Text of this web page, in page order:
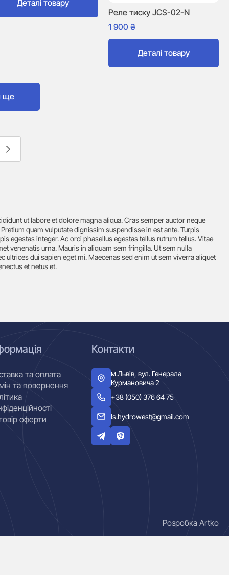
Деталі товару
Реле тиску JCS-02-N
1 900 ₴
Деталі товару
ще
ut labore et dolore magna aliqua. Cras semper auctor neque
quam vulputate dignissim suspendisse in est ante. Turpis
egestas integer. Ac orci phasellus egestas tellus rutrum tellus. Vitae
venenatis urna. Mauris in aliquam sem fringilla. Ut sem nulla
dui sapien eget mi. Maecenas sed enim ut sem viverra aliquet
et netus et.
та оплата
та повернення
оферти
Контакти
м.Львів, вул. Генерала
Курмановича 2
+38 (050) 376 64 75
ls.hydrowest@gmail.com
Розробка Artko